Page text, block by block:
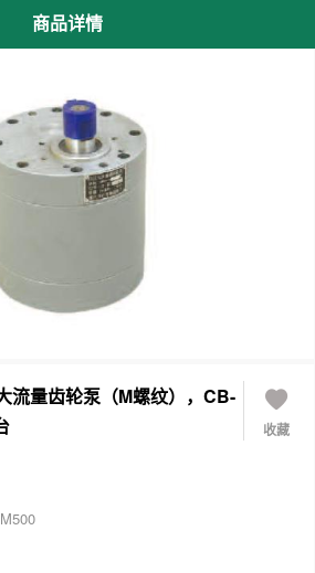
商品详情
流量齿轮泵（M螺纹），CB-
收藏